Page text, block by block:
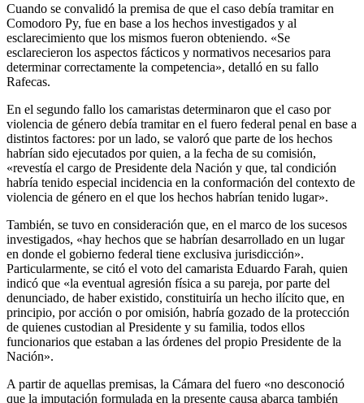
Cuando se convalidó la premisa de que el caso debía tramitar en
Comodoro Py, fue en base a los hechos investigados y al
esclarecimiento que los mismos fueron obteniendo. «Se
esclarecieron los aspectos fácticos y normativos necesarios para
determinar correctamente la competencia», detalló en su fallo
Rafecas.
En el segundo fallo los camaristas determinaron que el caso por
violencia de género debía tramitar en el fuero federal penal en base a
distintos factores: por un lado, se valoró que parte de los hechos
habrían sido ejecutados por quien, a la fecha de su comisión,
«revestía el cargo de Presidente dela Nación y que, tal condición
habría tenido especial incidencia en la conformación del contexto de
violencia de género en el que los hechos habrían tenido lugar».
También, se tuvo en consideración que, en el marco de los sucesos
investigados, «hay hechos que se habrían desarrollado en un lugar
en donde el gobierno federal tiene exclusiva jurisdicción».
Particularmente, se citó el voto del camarista Eduardo Farah, quien
indicó que «la eventual agresión física a su pareja, por parte del
denunciado, de haber existido, constituiría un hecho ilícito que, en
principio, por acción o por omisión, habría gozado de la protección
de quienes custodian al Presidente y su familia, todos ellos
funcionarios que estaban a las órdenes del propio Presidente de la
Nación».
A partir de aquellas premisas, la Cámara del fuero «no desconoció
que la imputación formulada en la presente causa abarca también